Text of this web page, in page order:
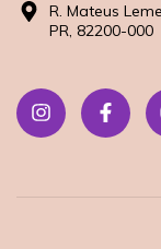
R. Mateus
PR, 82200-000